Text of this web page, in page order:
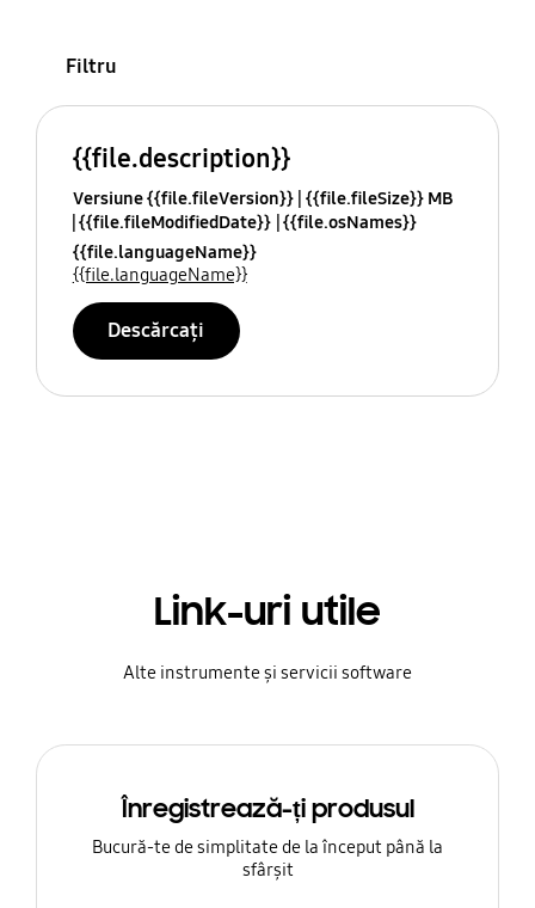
Filtru
{{file.description}}
Versiune {{file.fileVersion}} {{file.fileSize}} MB
{{file.fileModifiedDate}} {{file.osNames}}
{{file.languageName}}
{{file.languageName}}
Descărcați
Link-uri utile
Alte instrumente și servicii software
Înregistrează-ți produsul
Bucură-te de simplitate de la început până la
sfârșit